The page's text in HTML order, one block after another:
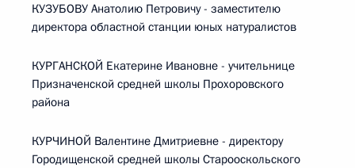
КУЗУБОВУ Анатолию Петровичу - заместителю
директора областной станции юных натуралистов
КУРГАНСКОЙ Екатерине Ивановне - учительнице
Призначенской средней школы Прохоровского
района
КУРЧИНОЙ Валентине Дмитриевне - директору
Городищенской средней школы Старооскольского